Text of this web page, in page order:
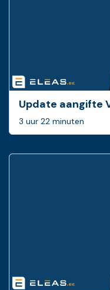
Update aangifte
3 uur 22 minuten